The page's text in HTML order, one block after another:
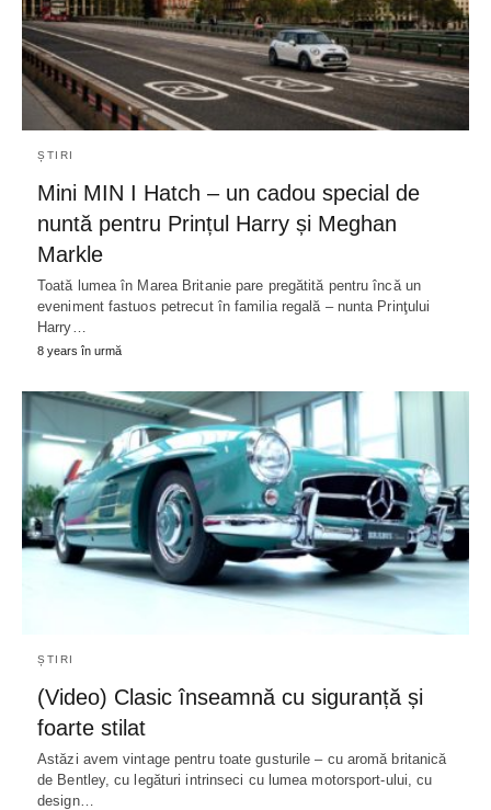
ȘTIRI
Mini MIN I Hatch – un cadou special de
nuntă pentru Prințul Harry și Meghan
Markle
Toată lumea în Marea Britanie pare pregătită pentru încă un
eveniment fastuos petrecut în familia regală – nunta Prinţului
Harry…
8 years în urmă
ȘTIRI
(Video) Clasic înseamnă cu siguranță și
foarte stilat
Astăzi avem vintage pentru toate gusturile – cu aromă britanică
de Bentley, cu legături intrinseci cu lumea motorsport-ului, cu
design…